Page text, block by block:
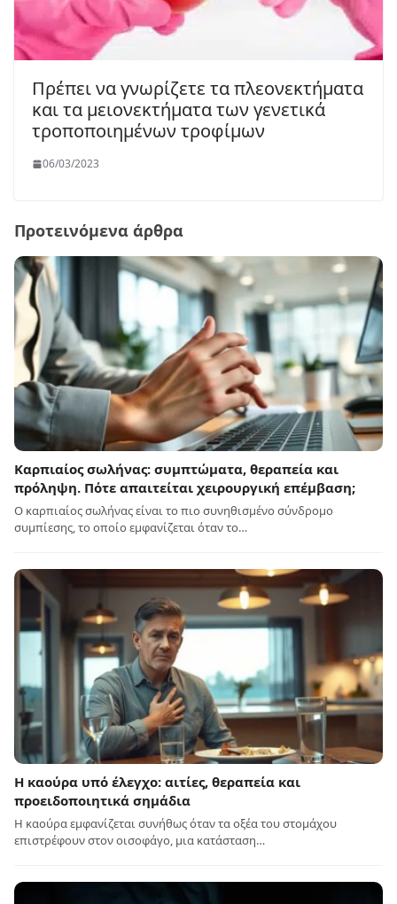
Πρέπει να γνωρίζετε τα πλεονεκτήματα
και τα μειονεκτήματα των γενετικά
τροποποιημένων τροφίμων
06/03/2023
Προτεινόμενα άρθρα
Καρπιαίος σωλήνας: συμπτώματα, θεραπεία και
πρόληψη. Πότε απαιτείται χειρουργική επέμβαση;
Ο καρπιαίος σωλήνας είναι το πιο συνηθισμένο σύνδρομο
συμπίεσης, το οποίο εμφανίζεται όταν το…
Η καούρα υπό έλεγχο: αιτίες, θεραπεία και
προειδοποιητικά σημάδια
Η καούρα εμφανίζεται συνήθως όταν τα οξέα του στομάχου
επιστρέφουν στον οισοφάγο, μια κατάσταση…